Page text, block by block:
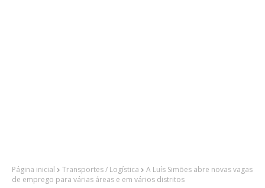
Página inicial Transportes / Logística
A Luís Simões abre novas vagas
de emprego para várias áreas e em vários distritos